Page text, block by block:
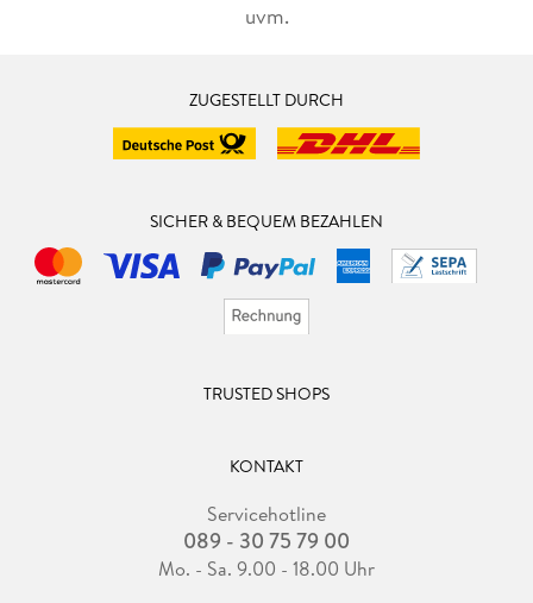
uvm.
ZUGESTELLT DURCH
SICHER & BEQUEM BEZAHLEN
TRUSTED SHOPS
KONTAKT
Servicehotline
089 - 30 75 79 00
Mo. - Sa. 9.00 - 18.00 Uhr